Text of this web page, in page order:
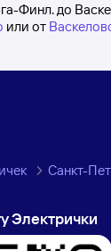
Финл. до
или от
Санкт-
Электрички